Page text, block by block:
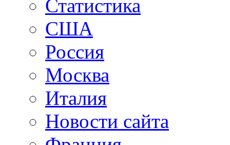
Статистика
США
Россия
Москва
Италия
Новости сайта